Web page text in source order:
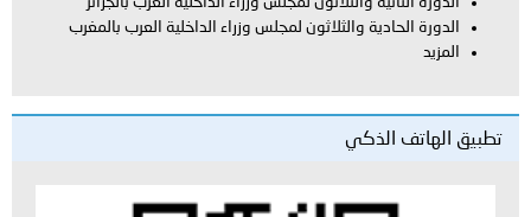
والثلاثون لمجلس وزراء الداخلية العرب بالمغرب